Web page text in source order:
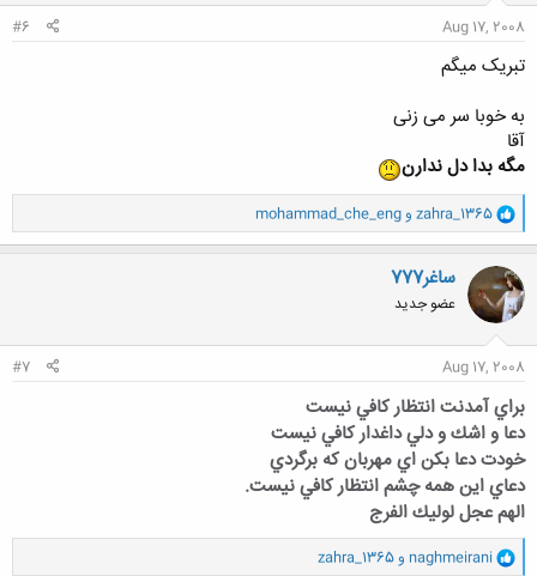
Aug 17, 2008
#6
تبریک میگم
به خوبا سر می زنی
آقا
مگه بدا دل ندارن
و
ا
ک
ن
ش
ه
ا
zahra_1365 وmohammad_che_eng
ساغر777
عضو جدید
Aug 17, 2008
#7
براي آمدنت انتظار كافي نيست
دعا و اشك و دلي داغدار كافي نيست
خودت دعا بكن اي مهربان كه برگردي
دعاي اين همه چشم انتظار كافي نيست.
الهم عجل لوليك الفرج
وnaghmeirani و zahra_1365